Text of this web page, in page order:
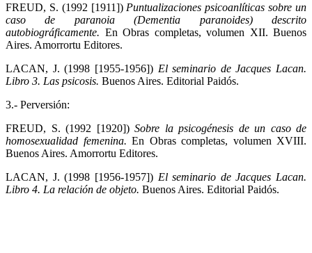
FREUD, S. (1992 [1911]) Puntualizaciones psicoanlíticas sobre un
caso de paranoia (Dementia paranoides) descrito
autobiográficamente. En Obras completas, volumen XII. Buenos
Aires. Amorrortu Editores.
LACAN, J. (1998 [1955-1956]) El seminario de Jacques Lacan.
Libro 3. Las psicosis. Buenos Aires. Editorial Paidós.
3.- Perversión:
FREUD, S. (1992 [1920]) Sobre la psicogénesis de un caso de
homosexualidad femenina. En Obras completas, volumen XVIII.
Buenos Aires. Amorrortu Editores.
LACAN, J. (1998 [1956-1957]) El seminario de Jacques Lacan.
Libro 4. La relación de objeto. Buenos Aires. Editorial Paidós.